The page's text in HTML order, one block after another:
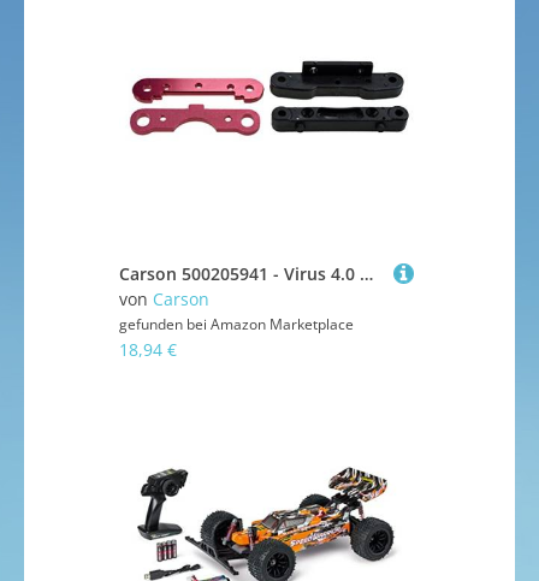
Carson 500205941 - Virus 4.0 Querlenkerhalter Set, Zubehör, Rosa
von Carson
gefunden bei Amazon Marketplace
18,94 €